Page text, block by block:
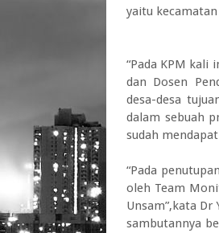
yaitu kecamatan
“Pada KPM kali
dan Dosen
desa-desa
dalam sebuah
sudah
“Pada
oleh Team
Unsam”,kata Dr
sambutannya